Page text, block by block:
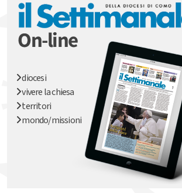
diocesi
vivere la chiesa
territori
mondo/missioni